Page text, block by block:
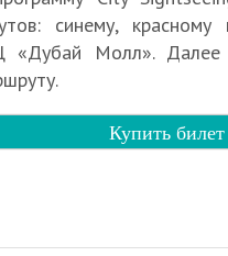
синему,
Молл». Далее
Купить